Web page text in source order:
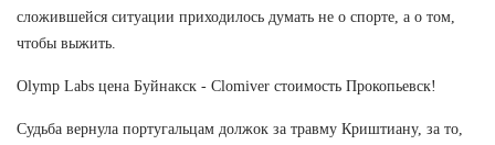
сложившейся ситуации приходилось думать не о спорте, а о том,
чтобы выжить.
Olymp Labs цена Буйнакск - Clomiver стоимость Прокопьевск!
Судьба вернула португальцам должок за травму Криштиану, за то,